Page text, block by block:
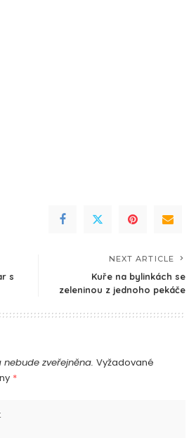
s
NEXT ARTICLE
Kuře na bylinkách se
zeleninou z jednoho pekáče
zveřejněna. Vyžadované
*